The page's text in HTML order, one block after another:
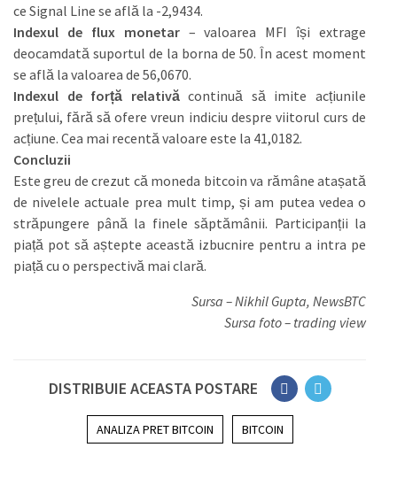
ce Signal Line se află la -2,9434.
Indexul de flux monetar– valoarea MFI își extrage
deocamdată suportul de la borna de 50. În acest moment
se află la valoarea de 56,0670.
Indexul de forță relativăcontinuă să imite acțiunile
prețului, fără să ofere vreun indiciu despre viitorul curs de
acțiune. Cea mai recentă valoare este la 41,0182.
Concluzii
Este greu de crezut că moneda bitcoin va rămâne atașată
de nivelele actuale prea mult timp, și am putea vedea o
străpungere până la finele săptămânii. Participanții la
piață pot să aștepte această izbucnire pentru a intra pe
piață cu o perspectivă mai clară.
Sursa – Nikhil Gupta, NewsBTC
Sursa foto – trading view
DISTRIBUIE ACEASTA POSTARE
ANALIZA PRET BITCOIN BITCOIN